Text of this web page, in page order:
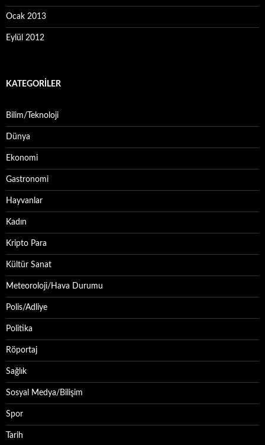
Ocak 2013
Eylül 2012
KATEGORILER
Bilim/Teknoloji
Dünya
Ekonomi
Gastronomi
Hayvanlar
Kadın
Kripto Para
Kültür Sanat
Meteoroloji/Hava Durumu
Polis/Adliye
Politika
Röportaj
Sağlık
Sosyal Medya/Bilişim
Spor
Tarih